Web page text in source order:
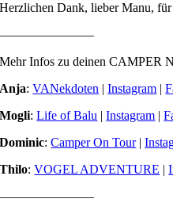
Herzlichen Dank, lieber Manu,
———————–
Mehr Infos zu deinen CAMPER
Anja:VANekdoten |Instagram |
Mogli:Life of Balu |Instagram |
Dominic:Camper On Tour|
Thilo:VOGEL ADVENTURE |
———————–